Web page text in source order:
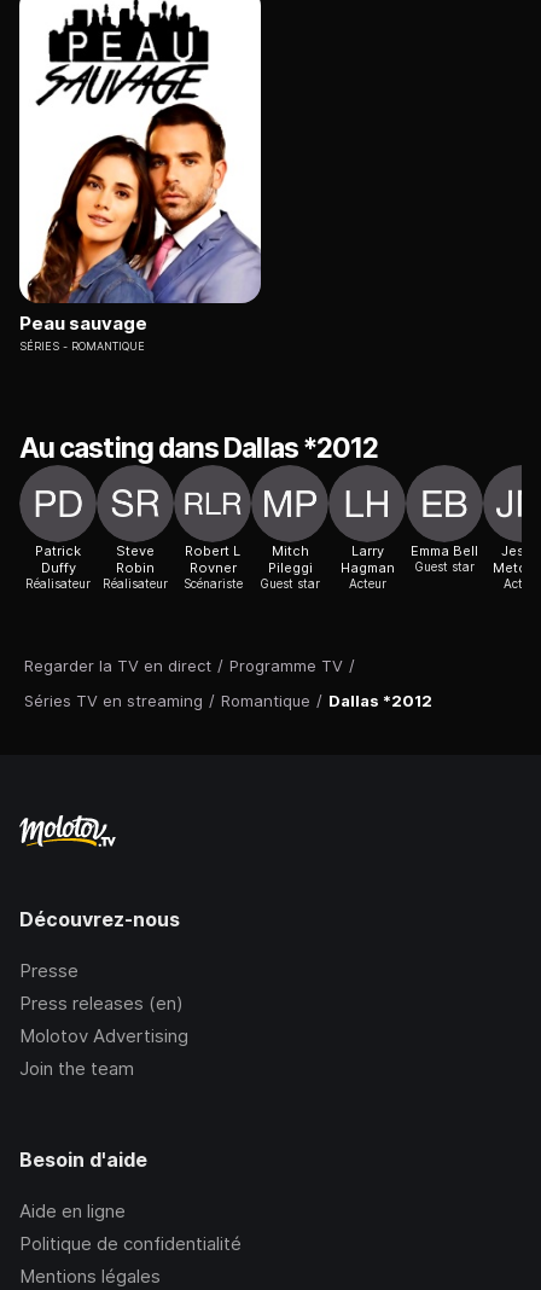
Regarder la TV en direct / Programme TV /
Séries TV en streaming / Romantique / Dallas *2012
Peau sauvage
SÉRIES ROMANTIQUE
Au casting dans Dallas *2012
Patrick
Duffy
Réalisateur
Steve
Robin
Réalisateur
Robert L
Rovner
Scénariste
Mitch
Pileggi
Guest star
Larry
Hagman
Acteur
Emma Bell
Guest star
Jesse
Acteur
Découvrez-nous
Presse
Press releases (en)
Molotov Advertising
Join the team
Besoin d'aide
Aide en ligne
Politique de confidentialité
Mentions légales